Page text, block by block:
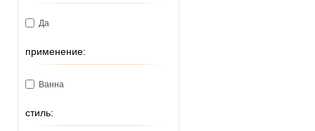
Да
применение:
Ванна
стиль: